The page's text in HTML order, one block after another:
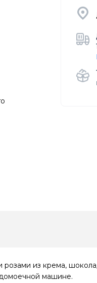
из крема,
машине.